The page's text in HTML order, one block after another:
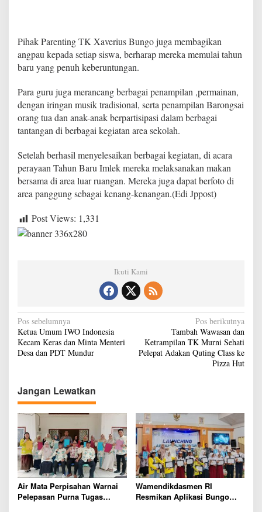
Pihak Parenting TK Xaverius Bungo juga membagikan
angpau kepada setiap siswa, berharap mereka memulai tahun
baru yang penuh keberuntungan.
Para guru juga merancang berbagai penampilan ,permainan,
dengan iringan musik tradisional, serta penampilan Barongsai
orang tua dan anak-anak berpartisipasi dalam berbagai
tantangan di berbagai kegiatan area sekolah.
Setelah berhasil menyelesaikan berbagai kegiatan, di acara
perayaan Tahun Baru Imlek mereka melaksanakan makan
bersama di area luar ruangan. Mereka juga dapat berfoto di
area panggung sebagai kenang-kenangan.(Edi Jppost)
Post Views: 1,331
Ikuti Kami
N
a
v
g
a
s
i
p
o
s
Pos sebelumnya
Ketua Umum IWO Indonesia
Kecam Keras dan Minta Menteri
Desa dan PDT Mundur
Pos berikutnya
Tambah Wawasan dan
Ketrampilan TK Murni Sehati
Pelepat Adakan Quting Class ke
Pizza Hut
Jangan Lewatkan
Air Mata Perpisahan Warnai
Pelepasan Purna Tugas
Wamendikdasmen RI
Resmikan Aplikasi Bungo